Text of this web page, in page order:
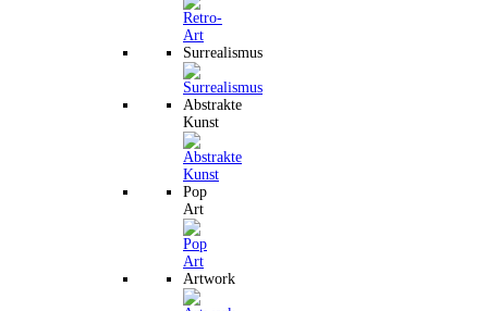
Surrealismus
Abstrakte
Kunst
Pop
Art
Artwork